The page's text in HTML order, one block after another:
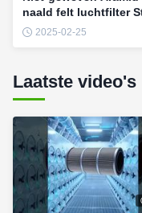
naald felt luchtfilter
stof materiaal PTFE
2025-02-25
Laatste video's